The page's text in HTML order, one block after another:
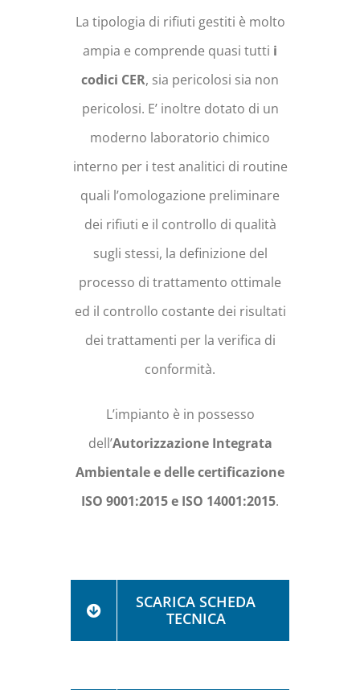
La tipologia di rifiuti gestiti è molto
ampia e comprende quasi tutti i
codici CER, sia pericolosi sia non
pericolosi. E’ inoltre dotato di un
moderno laboratorio chimico
interno per i test analitici di routine
quali l’omologazione preliminare
dei rifiuti e il controllo di qualità
sugli stessi, la definizione del
processo di trattamento ottimale
ed il controllo costante dei risultati
dei trattamenti per la verifica di
conformità.
L’impianto è in possesso
dell’Autorizzazione Integrata
Ambientale e delle certificazione
ISO 9001:2015 e ISO 14001:2015.
SCARICA SCHEDA
TECNICA